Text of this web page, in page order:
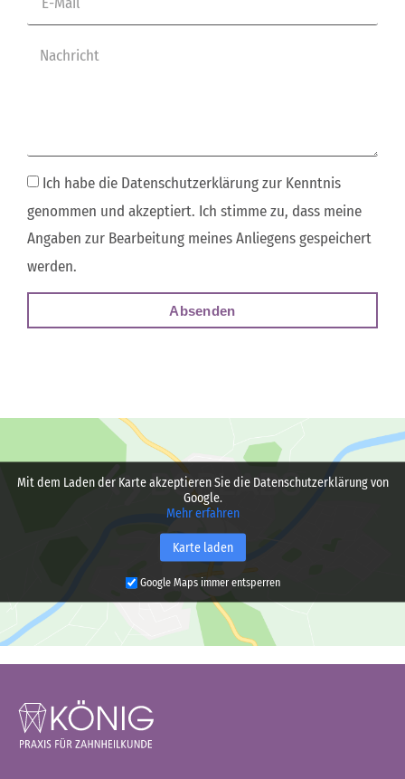
Ich habe die Datenschutzerklärung zur Kenntnis
genommen und akzeptiert. Ich stimme zu, dass meine
Angaben zur Bearbeitung meines Anliegens gespeichert
werden.
Absenden
Mit dem Laden der Karte akzeptieren Sie die Datenschutzerklärung von
Google.
Mehr erfahren
Karte laden
Google Maps immer entsperren